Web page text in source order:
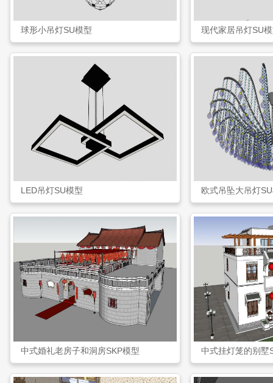
球形小吊灯SU模型 现代家居吊灯SU
LED吊灯SU模型 欧式吊坠大吊灯
中式婚礼老房子和洞房SKP模型 中式挂灯笼的别墅